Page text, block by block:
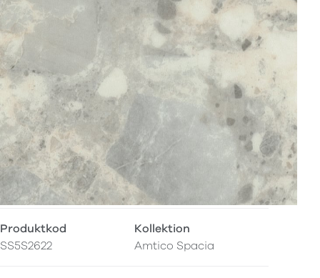
Produktkod
SS5S2622
Kollektion
Amtico Spacia